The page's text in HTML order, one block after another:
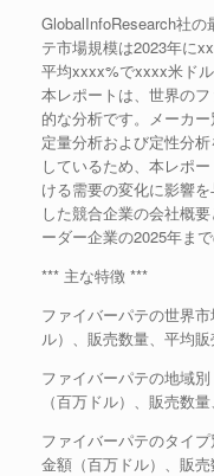
GlobalInfoResearch社
テ市場規模は2023年に
平均xxxx%でxxxx米ドル
本レポートは、世界の
的な分析です。メーカ
定量分析および定性分
しているため、本レポ
ける需要の変化に影響
した競合企業の会社概
ーダー企業の2025年ま
*** 主な特徴 ***
ファイバーパテの世界
ル）、販売数量、平均
ファイバーパテの地域
（百万ドル）、販売数
ファイバーパテのタイ
金額（百万ドル）、販